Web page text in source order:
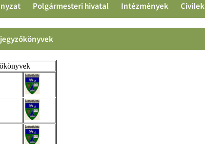
Polgármesteri hivatal Intézmények Civilek